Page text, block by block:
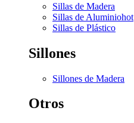
Sillas de Madera
Sillas de Aluminiohot
Sillas de Plástico
Sillones
Sillones de Madera
Otros